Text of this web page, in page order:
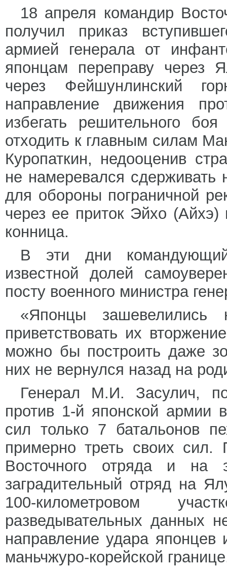
18 апреля командир
получил приказ
армией генерала от
японцам переправу через
через Фейшунлинский
направление движения
избегать решительного
отходить к главным силам
Куропаткин, недооценив
не намеревался сдерживать
для обороны пограничной
через ее приток Эйхо (Айхэ)
конница.
В эти дни
известной долей
посту военного министра
«Японцы
приветствовать их
можно бы построить даже
них не вернулся назад на
Генерал М.И. Засулич,
против 1-й японской армии
сил только 7 батальонов
примерно треть своих сил.
Восточного отряда и на
заградительный отряд на
100-километровом
разведывательных данных
направление удара
маньчжуро-корейской